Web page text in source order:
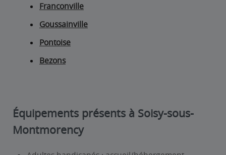
Franconville
Goussainville
Pontoise
Bezons
Équipements présents à Soisy-sous-
Montmorency